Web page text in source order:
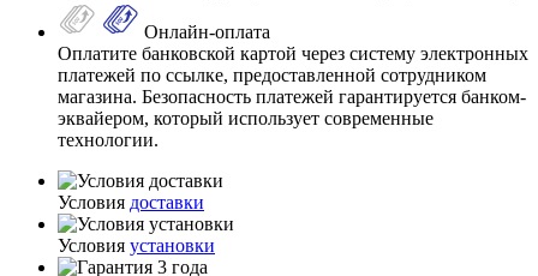
Онлайн-оплата
Оплатите банковской картой через систему электронных
платежей по ссылке, предоставленной сотрудником
магазина. Безопасность платежей гарантируется банком-
эквайером, который использует современные
технологии.
Условия доставки
Условия установки